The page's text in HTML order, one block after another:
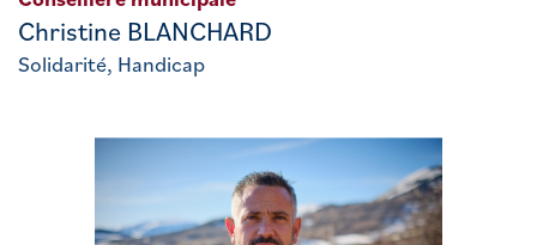
Christine BLANCHARD
Solidarité, Handicap